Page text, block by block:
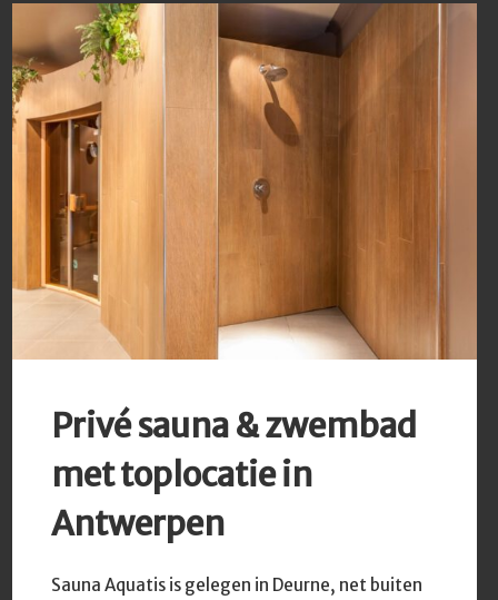
Privé sauna & zwembad
met toplocatie in
Antwerpen
Sauna Aquatis is gelegen in Deurne, net buiten